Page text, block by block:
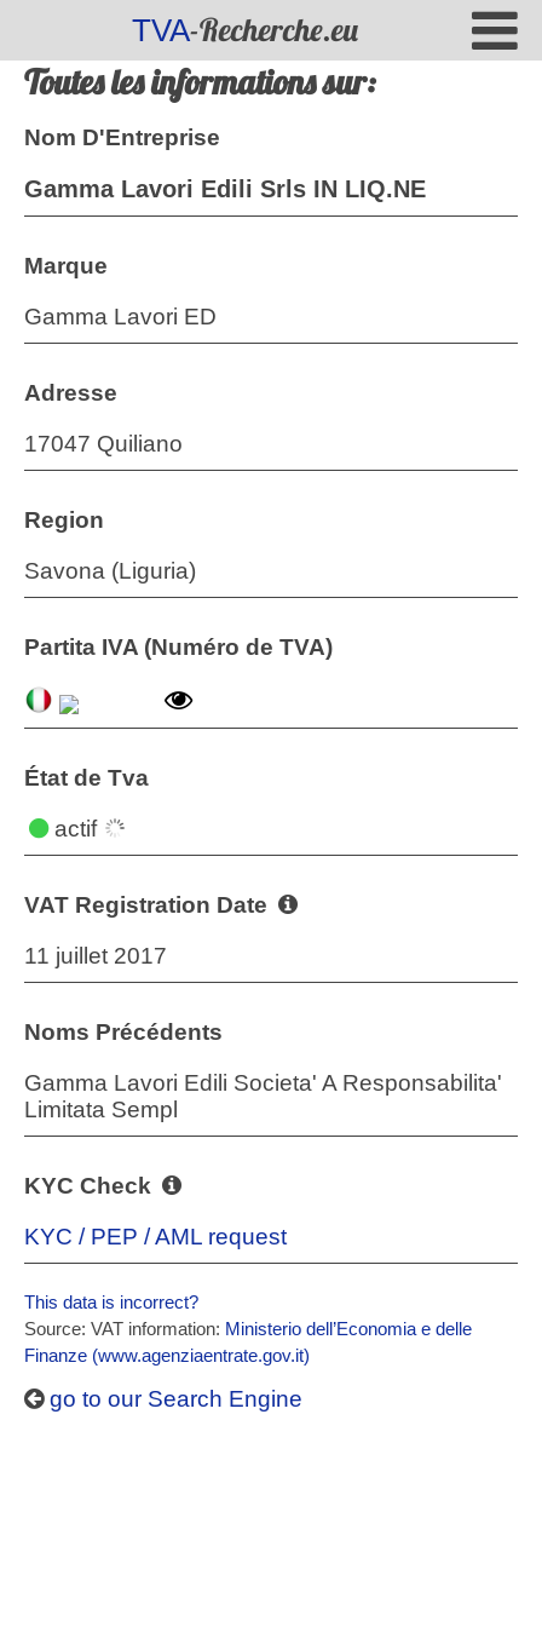
TVA-Recherche.eu
Toutes les informations sur:
Nom D'Entreprise
Gamma Lavori Edili Srls IN LIQ.NE
Marque
Gamma Lavori ED
Adresse
17047 Quiliano
Region
Savona (Liguria)
Partita IVA (Numéro de TVA)
État de Tva
actif
VAT Registration Date
11 juillet 2017
Noms Précédents
Gamma Lavori Edili Societa' A Responsabilita'
Limitata Sempl
KYC Check
KYC / PEP / AML request
This data is incorrect?
Source: VAT information: Ministerio dell’Economia e delle
Finanze (www.agenziaentrate.gov.it)
go to our Search Engine